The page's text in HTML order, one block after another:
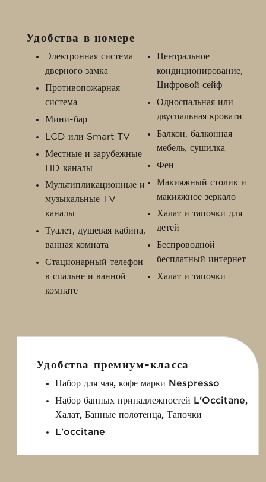
Удобства в номере
Электронная система
дверного замка
Противопожарная
система
Мини-бар
LCD или Smart TV
Местные и зарубежные
HD каналы
Мультипликационные и
музыкальные TV
каналы
Туалет, душевая кабина,
ванная комната
Стационарный телефон
в спальне и ванной
комнате
Центральное
кондиционирование,
Цифровой сейф
Односпальная или
двуспальная кровати
Балкон, балконная
мебель, сушилка
Фен
Макияжный столик и
макияжное зеркало
Халат и тапочки для
детей
Беспроводной
бесплатный интернет
Халат и тапочки
Удобства премиум-класса
Набор для чая, кофе марки Nespresso
Набор банных принадлежностей L'Occitane,
Халат, Банные полотенца, Тапочки
L'occitane